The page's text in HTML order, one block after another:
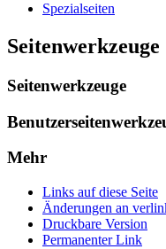
Spezialseiten
Seitenwerkzeuge
Seitenwerkzeuge
Mehr
Links auf diese Seite
Änderungen an
Druckbare Version
Permanenter Link